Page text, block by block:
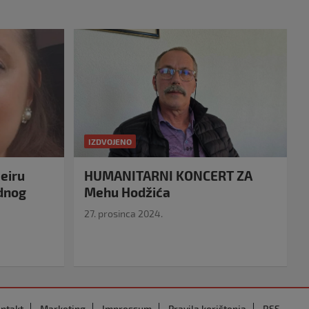
IZDVOJENO
HUMANITARNI KONCERT ZA
Mehu Hodžića
27. prosinca 2024.